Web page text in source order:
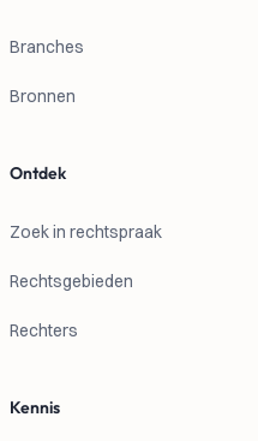
Branches
Bronnen
Ontdek
Zoek in rechtspraak
Rechtsgebieden
Rechters
Kennis